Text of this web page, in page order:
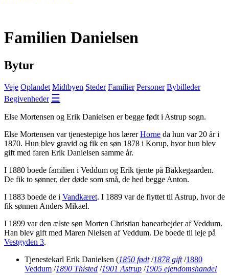
Familien Danielsen
Bytur
Veje Oplandet Midtbyen Steder Familier Personer Bybilleder
Begivenheder ☰
Else Mortensen og Erik Danielsen er begge født i Astrup sogn.
Else Mortensen var tjenestepige hos lærerHorne da hun var 20 år i
1870. Hun blev gravid og fik en søn 1878 i Korup, hvor hun blev
gift med faren Erik Danielsen samme år.
I 1880 boede familien i Veddum og Erik tjente på Bakkegaarden.
De fik to sønner, der døde som små, de hed begge Anton.
I 1883 boede de i Vandkæret. I 1889 var de flyttet til Astrup, hvor de
fik sønnen Anders Mikael.
I 1899 var den ælste søn Morten Christian banearbejder af Veddum.
Han blev gift med Maren Nielsen af Veddum. De boede til leje på
Vestgyden 3.
Tjenestekarl Erik Danielsen (1850 født/1878 gift/1880
Veddum /1890 Thisted /1901 Astrup /1905 ejendomshandel